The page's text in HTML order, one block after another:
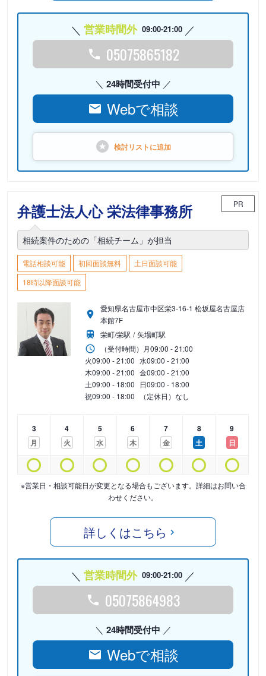
営業時間外 09:00-21:00
05075865182
24時間受付中
Webで相談
検討リストに追加
弁護士法人心 栄法律事務所 PR
相続案件のための「相続チーム」が担当
電話相談可能 初回面談無料
土日面談可能
18時以降面談可能
愛知県名古屋市中区栄3-16-1 松坂屋名古屋店
本館7F
栄町/栄駅
矢場町駅
（受付時間） 月09:00 - 21:00
火09:00 - 21:00 水09:00 - 21:00
木09:00 - 21:00 金09:00 - 21:00
土09:00 - 18:00 日09:00 - 18:00
祝09:00 - 18:00 （定休日）なし
3
月
4
火
5
水
6
木
7
金
8
土
9
日
※営業日・相談可能日が変更となる場合もございます。詳細はお問い合
わせください。
詳しくはこちら
営業時間外 09:00-21:00
05075864983
24時間受付中
Webで相談